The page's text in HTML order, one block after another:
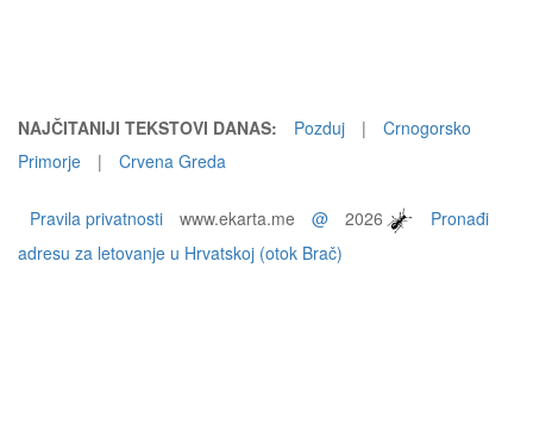
NAJČITANIJI TEKSTOVI DANAS: Pozduj |
Crnogorsko
Primorje
| Crvena Greda
Pravila privatnosti www.ekarta.me @ 2026
Pronađi
adresu za letovanje u Hrvatskoj (otok Brač)